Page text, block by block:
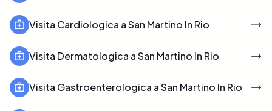
Visita Cardiologica a San Martino In Rio
Visita Dermatologica a San Martino In Rio
Visita Gastroenterologica a San Martino In Rio